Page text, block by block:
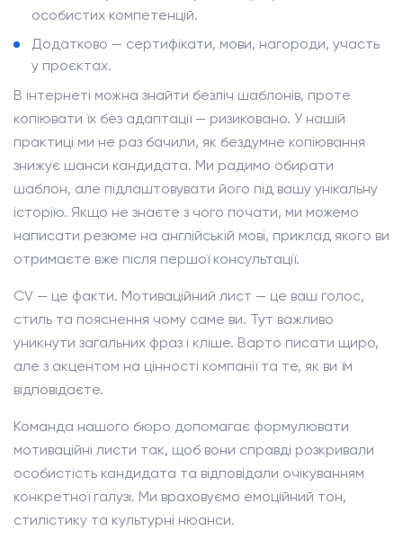
особистих компетенцій.
Додатково — сертифікати, мови, нагороди, участь
у проєктах.
В інтернеті можна знайти безліч шаблонів, проте
копіювати їх без адаптації — ризиковано. У нашій
практиці ми не раз бачили, як бездумне копіювання
знижує шанси кандидата. Ми радимо обирати
шаблон, але підлаштовувати його під вашу унікальну
історію. Якщо не знаєте з чого почати, ми можемо
написати резюме на англійській мові, приклад якого ви
отримаєте вже після першої консультації.
CV — це факти. Мотиваційний лист — це ваш голос,
стиль та пояснення чому саме ви. Тут важливо
уникнути загальних фраз і кліше. Варто писати щиро,
але з акцентом на цінності компанії та те, як ви їм
відповідаєте.
Команда нашого бюро допомагає формулювати
мотиваційні листи так, щоб вони справді розкривали
особистість кандидата та відповідали очікуванням
конкретної галузі. Ми враховуємо емоційний тон,
стилістику та культурні нюанси.